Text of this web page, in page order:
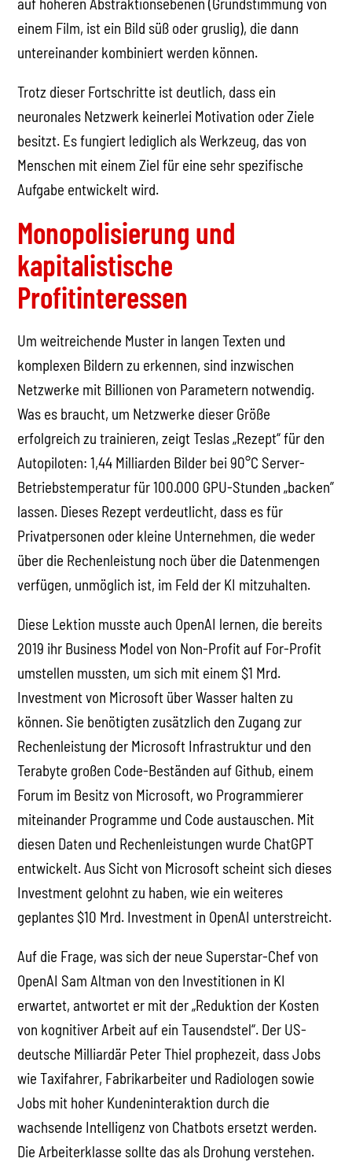
auf höheren Abstraktionsebenen (Grundstimmung von
einem Film, ist ein Bild süß oder gruslig), die dann
untereinander kombiniert werden können.
Trotz dieser Fortschritte ist deutlich, dass ein
neuronales Netzwerk keinerlei Motivation oder Ziele
besitzt. Es fungiert lediglich als Werkzeug, das von
Menschen mit einem Ziel für eine sehr spezifische
Aufgabe entwickelt wird.
Monopolisierung und
kapitalistische
Profitinteressen
Um weitreichende Muster in langen Texten und
komplexen Bildern zu erkennen, sind inzwischen
Netzwerke mit Billionen von Parametern notwendig.
Was es braucht, um Netzwerke dieser Größe
erfolgreich zu trainieren, zeigt Teslas „Rezept“ für den
Autopiloten: 1,44 Milliarden Bilder bei 90°C Server-
Betriebstemperatur für 100.000 GPU-Stunden „backen”
lassen. Dieses Rezept verdeutlicht, dass es für
Privatpersonen oder kleine Unternehmen, die weder
über die Rechenleistung noch über die Datenmengen
verfügen, unmöglich ist, im Feld der KI mitzuhalten.
Diese Lektion musste auch OpenAI lernen, die bereits
2019 ihr Business Model von Non-Profit auf For-Profit
umstellen mussten, um sich mit einem $1 Mrd.
Investment von Microsoft über Wasser halten zu
können. Sie benötigten zusätzlich den Zugang zur
Rechenleistung der Microsoft Infrastruktur und den
Terabyte großen Code-Beständen auf Github, einem
Forum im Besitz von Microsoft, wo Programmierer
miteinander Programme und Code austauschen. Mit
diesen Daten und Rechenleistungen wurde ChatGPT
entwickelt. Aus Sicht von Microsoft scheint sich dieses
Investment gelohnt zu haben, wie ein weiteres
geplantes $10 Mrd. Investment in OpenAI unterstreicht.
Auf die Frage, was sich der neue Superstar-Chef von
OpenAI Sam Altman von den Investitionen in KI
erwartet, antwortet er mit der „Reduktion der Kosten
von kognitiver Arbeit auf ein Tausendstel“. Der US-
deutsche Milliardär Peter Thiel prophezeit, dass Jobs
wie Taxifahrer, Fabrikarbeiter und Radiologen sowie
Jobs mit hoher Kundeninteraktion durch die
wachsende Intelligenz von Chatbots ersetzt werden.
Die Arbeiterklasse sollte das als Drohung verstehen.